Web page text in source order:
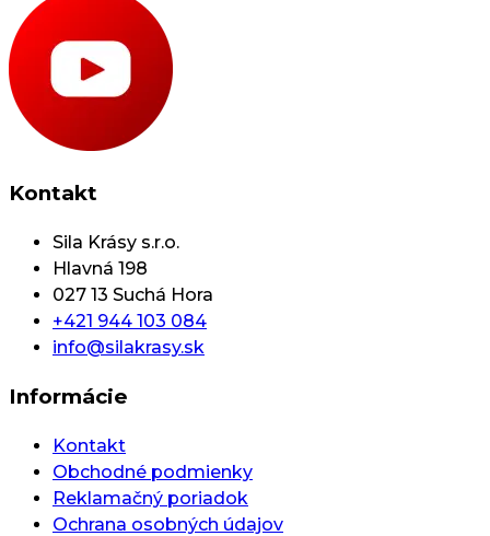
Kontakt
Sila Krásy s.r.o.
Hlavná 198
027 13 Suchá Hora
+421 944 103 084
info@silakrasy.sk
Informácie
Kontakt
Obchodné podmienky
Reklamačný poriadok
Ochrana osobných údajov